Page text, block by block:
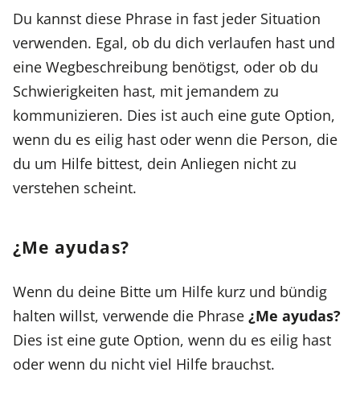
Du kannst diese Phrase in fast jeder Situation
verwenden. Egal, ob du dich verlaufen hast und
eine Wegbeschreibung benötigst, oder ob du
Schwierigkeiten hast, mit jemandem zu
kommunizieren. Dies ist auch eine gute Option,
wenn du es eilig hast oder wenn die Person, die
du um Hilfe bittest, dein Anliegen nicht zu
verstehen scheint.
¿Me ayudas?
Wenn du deine Bitte um Hilfe kurz und bündig
halten willst, verwende die Phrase ¿Me ayudas?
Dies ist eine gute Option, wenn du es eilig hast
oder wenn du nicht viel Hilfe brauchst.